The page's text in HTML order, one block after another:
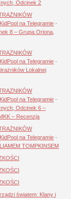
Odcinek 2
na Telegramie -
8 – Grupa Oriona,
na Telegramie -
Lokalnej
na Telegramie -
Odcinek 6 –
– Recenzja
na Telegramie -
TOMPKINSEM
światem: Klany i